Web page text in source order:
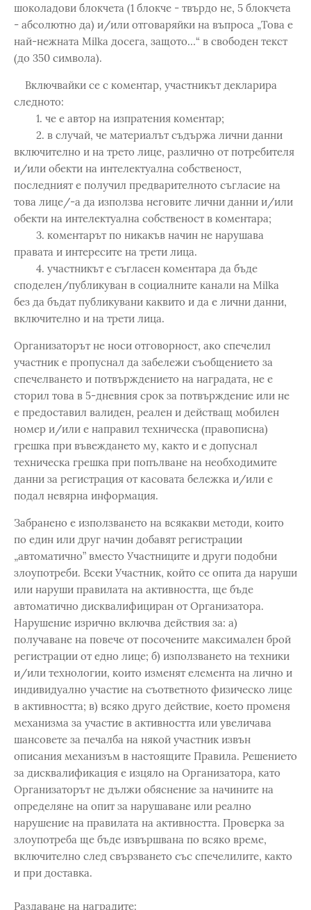
шоколадови блокчета (1 блокче - твърдо не, 5 блокчета
- абсолютно да) и/или отговаряйки на въпроса „Това е
най-нежната Milka досега, защото…“ в свободен текст
(до 350 символа).
Включвайки се с коментар, участникът декларира
следното:
1. че е автор на изпратения коментар;
2. в случай, че материалът съдържа лични данни
включително и на трето лице, различно от потребителя
и/или обекти на интелектуална собственост,
последният е получил предварителното съгласие на
това лице/-а да използва неговите лични данни и/или
обекти на интелектуална собственост в коментара;
3. коментарът по никакъв начин не нарушава
правата и интересите на трети лица.
4. участникът е съгласен коментара да бъде
споделен/публикуван в социалните канали на Milka
без да бъдат публикувани каквито и да е лични данни,
включително и на трети лица.
Организаторът не носи отговорност, ако спечелил
участник е пропуснал да забележи съобщението за
спечелването и потвърждението на наградата, не е
сторил това в 5-дневния срок за потвърждение или не
е предоставил валиден, реален и действащ мобилен
номер и/или е направил техническа (правописна)
грешка при въвеждането му, както и е допуснал
техническа грешка при попълване на необходимите
данни за регистрация от касовата бележка и/или е
подал невярна информация.
Забранено е използването на всякакви методи, които
по един или друг начин добавят регистрации
„автоматично” вместо Участниците и други подобни
злоупотреби. Всеки Участник, който се опита да наруши
или наруши правилата на активността, ще бъде
автоматично дисквалифициран от Организатора.
Нарушение изрично включва действия за: а)
получаване на повече от посочените максимален брой
регистрации от едно лице; б) използването на техники
и/или технологии, които изменят елемента на лично и
индивидуално участие на съответното физическо лице
в активността; в) всяко друго действие, което променя
механизма за участие в активността или увеличава
шансовете за печалба на някой участник извън
описания механизъм в настоящите Правила. Решението
за дисквалификация е изцяло на Организатора, като
Организаторът не дължи обяснение за начините на
определяне на опит за нарушаване или реално
нарушение на правилата на активността. Проверка за
злоупотреба ще бъде извършвана по всяко време,
включително след свързването със спечелилите, както
и при доставка.
Раздаване на наградите: